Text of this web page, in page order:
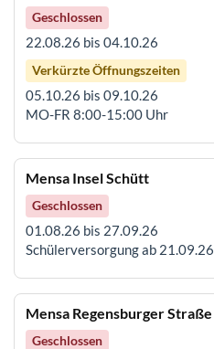
Geschlossen
22.08.26 bis 04.10.26
Verkürzte Öffnungszeiten
05.10.26 bis 09.10.26
MO-FR 8:00-15:00 Uhr
Mensa Insel Schütt
Geschlossen
01.08.26 bis 27.09.26
Schülerversorgung ab 21.09.26
Mensa Regensburger Straße
Geschlossen